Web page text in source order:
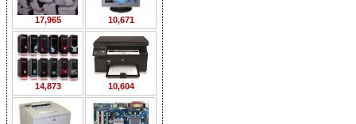
17,965 10,671
14,873 10,604